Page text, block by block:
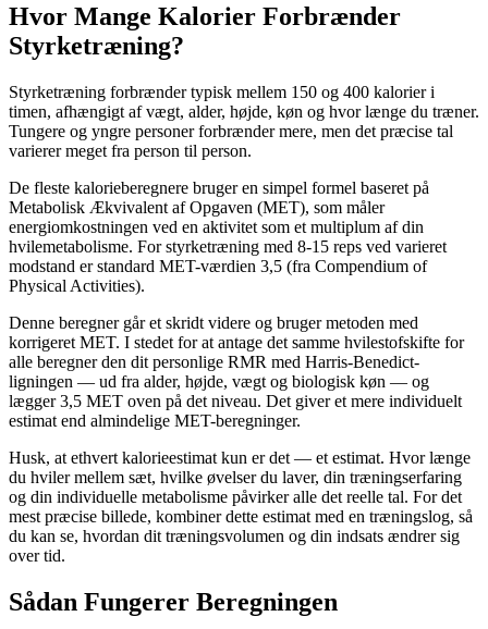
Hvor Mange Kalorier Forbrænder
Styrketræning?
Styrketræning forbrænder typisk mellem 150 og 400 kalorier i
timen, afhængigt af vægt, alder, højde, køn og hvor længe du træner.
Tungere og yngre personer forbrænder mere, men det præcise tal
varierer meget fra person til person.
De fleste kalorieberegnere bruger en simpel formel baseret på
Metabolisk Ækvivalent af Opgaven (MET), som måler
energiomkostningen ved en aktivitet som et multiplum af din
hvilemetabolisme. For styrketræning med 8-15 reps ved varieret
modstand er standard MET-værdien 3,5 (fra Compendium of
Physical Activities).
Denne beregner går et skridt videre og bruger metoden med
korrigeret MET. I stedet for at antage det samme hvilestofskifte for
alle beregner den dit personlige RMR med Harris-Benedict-
ligningen — ud fra alder, højde, vægt og biologisk køn — og
lægger 3,5 MET oven på det niveau. Det giver et mere individuelt
estimat end almindelige MET-beregninger.
Husk, at ethvert kalorieestimat kun er det — et estimat. Hvor længe
du hviler mellem sæt, hvilke øvelser du laver, din træningserfaring
og din individuelle metabolisme påvirker alle det reelle tal. For det
mest præcise billede, kombiner dette estimat med en træningslog, så
du kan se, hvordan dit træningsvolumen og din indsats ændrer sig
over tid.
Sådan Fungerer Beregningen